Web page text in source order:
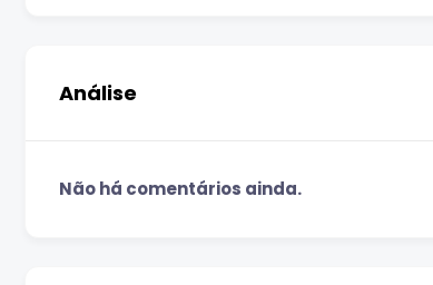
Análise
Não há comentários ainda.